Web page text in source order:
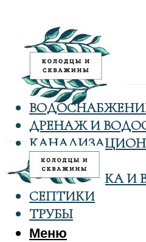
ДРЕНАЖ И
КОЛОДЦЫ
САНТЕХНИКА И
СЕПТИКИ
ТРУБЫ
Меню